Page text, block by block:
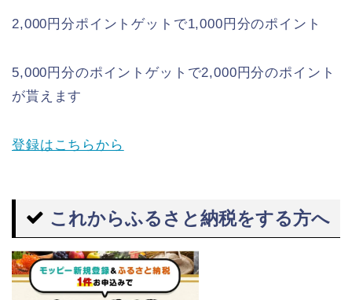
2,000円分ポイントゲットで1,000円分のポイント
5,000円分のポイントゲットで2,000円分のポイント
が貰えます
登録はこちらから
これからふるさと納税をする方へ